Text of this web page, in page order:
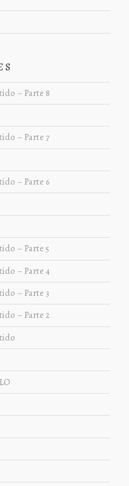
– Parte 8
– Parte 7
– Parte 6
– Parte 5
– Parte 4
– Parte 3
– Parte 2